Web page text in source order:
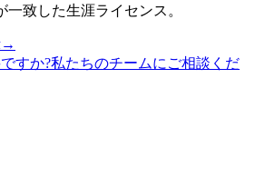
致した生涯ライセンス。
→
すか?私たちのチームにご相談くだ